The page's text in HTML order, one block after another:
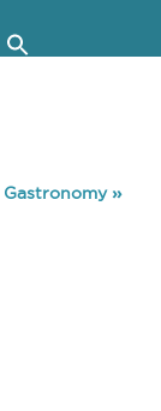
Gastronomy»